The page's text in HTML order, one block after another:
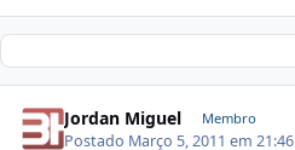
Jordan Miguel Membro
Postado Março 5, 2011 em 21:46